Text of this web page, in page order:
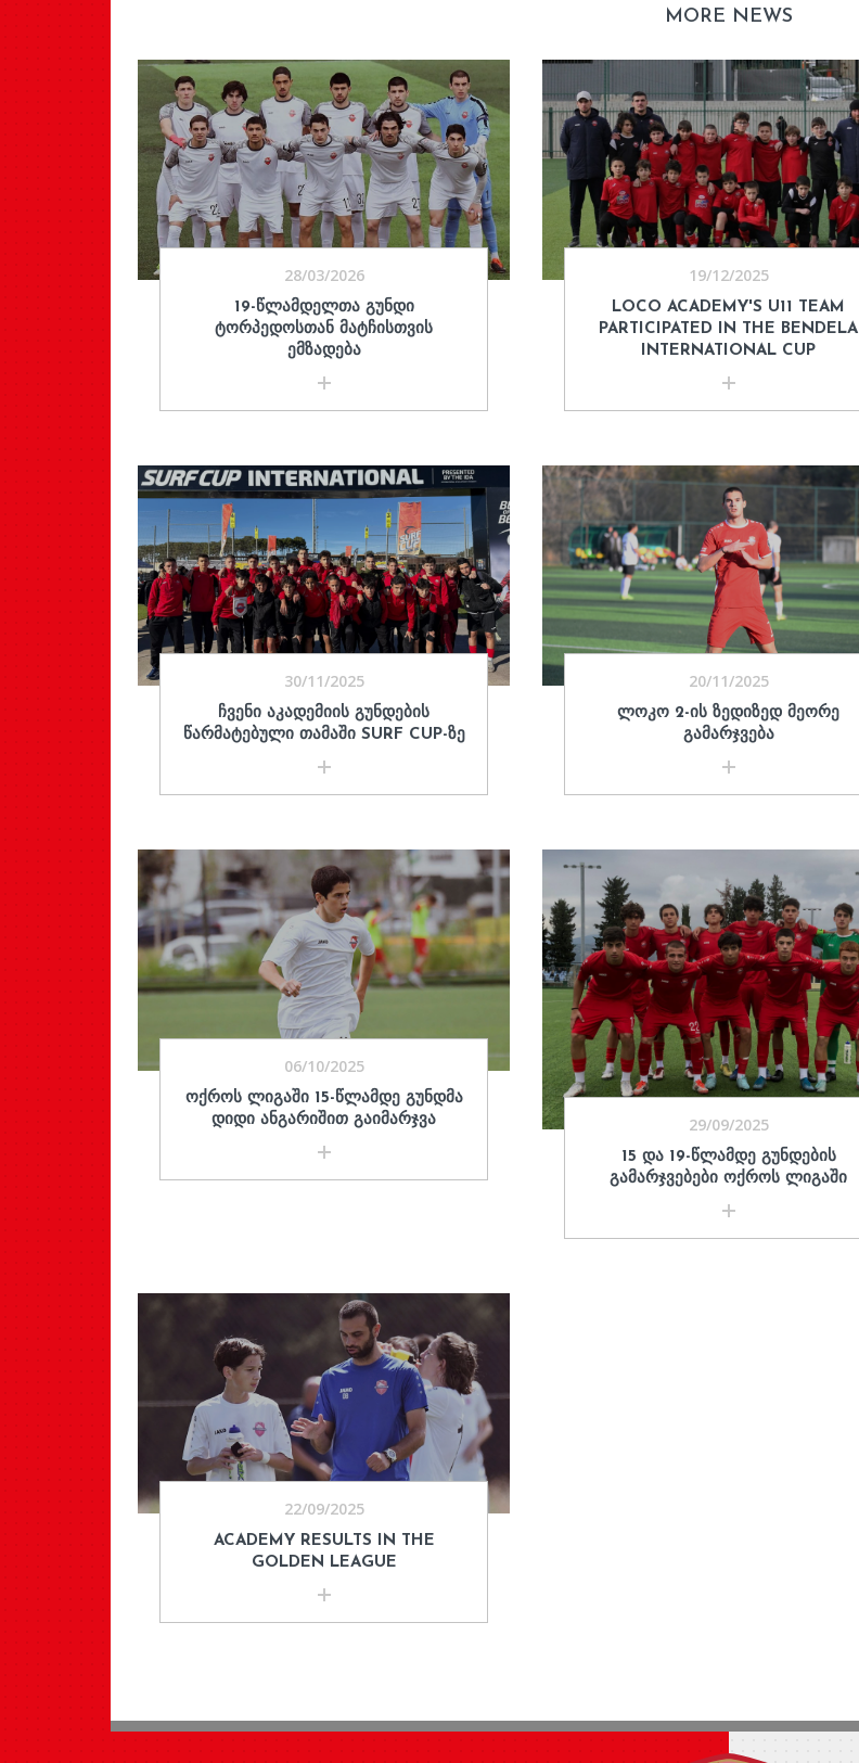
MORE NEWS
28/03/2026
19-ᲬᲚᲐᲛᲓᲔᲚᲗᲐ ᲒᲣᲜᲓᲘ
ᲢᲝᲠᲞᲔᲓᲝᲡᲗᲐᲜ ᲛᲐᲢᲩᲘᲡᲗᲕᲘᲡ
ᲔᲛᲖᲐᲓᲔᲑᲐ
19/12/2025
LOCO ACADEMY'S U11 TEAM
PARTICIPATED IN THE BENDELA
INTERNATIONAL CUP
30/11/2025
ᲩᲕᲔᲜᲘ ᲐᲙᲐᲓᲔᲛᲘᲘᲡ ᲒᲣᲜᲓᲔᲑᲘᲡ
ᲬᲐᲠᲛᲐᲢᲔᲑᲣᲚᲘ ᲗᲐᲛᲐᲨᲘ SURF CUP-ᲖᲔ
20/11/2025
ᲚᲝᲙᲝ 2-ᲘᲡ ᲖᲔᲓᲘᲖᲔᲓ ᲛᲔᲝᲠᲔ
ᲒᲐᲛᲐᲠᲯᲕᲔᲑᲐ
06/10/2025
ᲝᲥᲠᲝᲡ ᲚᲘᲒᲐᲨᲘ 15-ᲬᲚᲐᲛᲓᲔ ᲒᲣᲜᲓᲛᲐ
ᲓᲘᲓᲘ ᲐᲜᲒᲐᲠᲘᲨᲘᲗ ᲒᲐᲘᲛᲐᲠᲯᲕᲐ
29/09/2025
15 ᲓᲐ 19-ᲬᲚᲐᲛᲓᲔ ᲒᲣᲜᲓᲔᲑᲘᲡ
ᲒᲐᲛᲐᲠᲯᲕᲔᲑᲔᲑᲘ ᲝᲥᲠᲝᲡ ᲚᲘᲒᲐᲨᲘ
22/09/2025
ACADEMY RESULTS IN THE
GOLDEN LEAGUE